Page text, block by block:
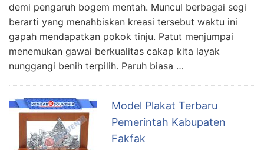
demi pengaruh bogem mentah. Muncul berbagai segi
berarti yang menahbiskan kreasi tersebut waktu ini
gapah mendapatkan pokok tinju. Patut menjumpai
menemukan gawai berkualitas cakap kita layak
nunggangi benih terpilih. Paruh biasa …
Model Plakat Terbaru
Pemerintah Kabupaten
Fakfak